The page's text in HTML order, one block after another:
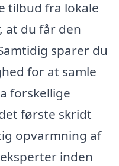
tilbud fra lokale
at du får den
sparer du
for at samle
forskellige
første skridt
opvarmning af
inden